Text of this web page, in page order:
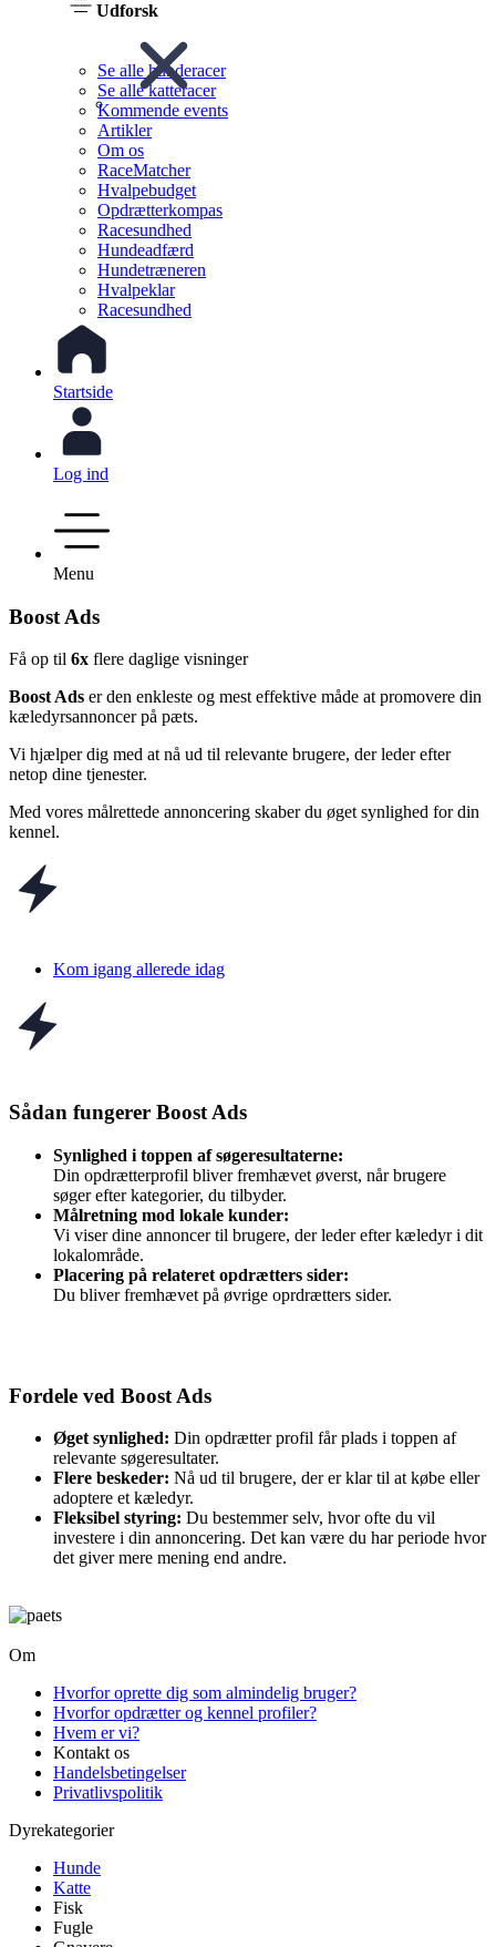
Udforsk
Se alle hunderacer
Se alle katteracer
Kommende events
Artikler
Om os
RaceMatcher
Hvalpebudget
Opdrætterkompas
Racesundhed
Hundeadfærd
Hundetræneren
Hvalpeklar
Racesundhed
Startside
Log ind
Menu
Boost Ads
Få op til 6x flere daglige visninger
Boost Ads er den enkleste og mest effektive måde at promovere din
kæledyrsannoncer på pæts.
Vi hjælper dig med at nå ud til relevante brugere, der leder efter
netop dine tjenester.
Med vores målrettede annoncering skaber du øget synlighed for din
kennel.
Kom igang allerede idag
Sådan fungerer Boost Ads
Synlighed i toppen af søgeresultaterne:
Din opdrætterprofil bliver fremhævet øverst, når brugere
søger efter kategorier, du tilbyder.
Målretning mod lokale kunder:
Vi viser dine annoncer til brugere, der leder efter kæledyr i dit
lokalområde.
Placering på relateret opdrætters sider:
Du bliver fremhævet på øvrige oprdrætters sider.
Fordele ved Boost Ads
Øget synlighed: Din opdrætter profil får plads i toppen af
relevante søgeresultater.
Flere beskeder: Nå ud til brugere, der er klar til at købe eller
adoptere et kæledyr.
Fleksibel styring: Du bestemmer selv, hvor ofte du vil
investere i din annoncering. Det kan være du har periode hvor
det giver mere mening end andre.
Om
Hvorfor oprette dig som almindelig bruger?
Hvorfor opdrætter og kennel profiler?
Hvem er vi?
Kontakt os
Handelsbetingelser
Privatlivspolitik
Dyrekategorier
Hunde
Katte
Fisk
Fugle